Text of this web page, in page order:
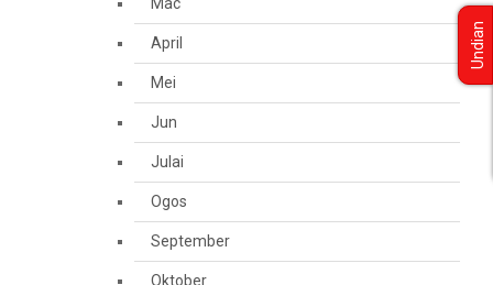
April
Mei
Jun
Julai
Ogos
September
Oktober
Undian